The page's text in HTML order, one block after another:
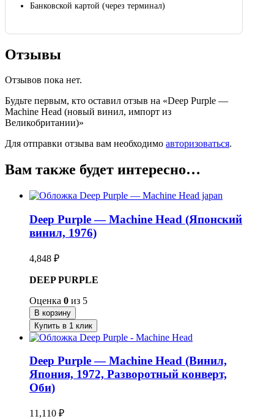
Банковской картой (через терминал)
Отзывы
Отзывов пока нет.
Будьте первым, кто оставил отзыв на «Deep Purple —
Machine Head (новый винил, импорт из
Великобритании)»
Для отправки отзыва вам необходимо авторизоваться.
Вам также будет интересно…
Deep Purple — Machine Head (Японский
винил, 1976)
4,848 ₽
DEEP PURPLE
Оценка 0 из 5
В корзину
Купить в 1 клик
Deep Purple — Machine Head (Винил,
Япония, 1972, Разворотный конверт,
Оби)
11,110 ₽